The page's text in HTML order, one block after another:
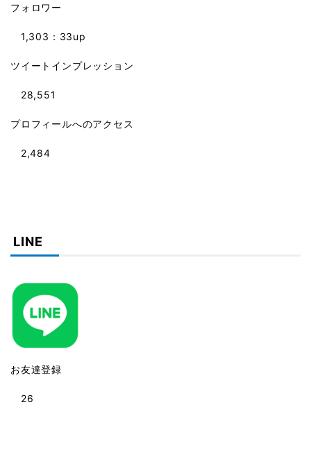
フォロワー
1,303：33up
ツイートインプレッション
28,551
プロフィールへのアクセス
2,484
LINE
お友達登録
26